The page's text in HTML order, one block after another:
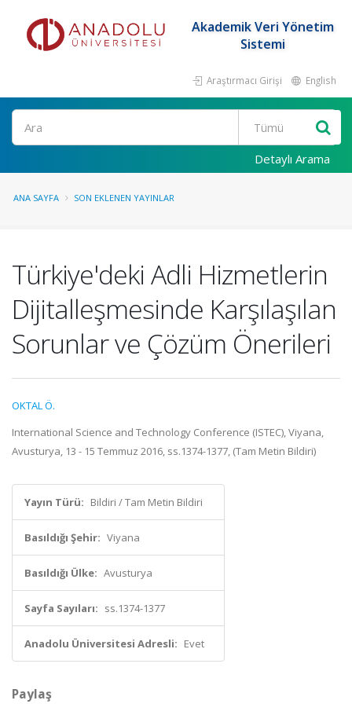
Akademik Veri Yönetim
Sistemi
Araştırmacı Girişi English
Ara
Detaylı Arama
ANA SAYFA SON EKLENEN YAYINLAR
Türkiye'deki Adli Hizmetlerin
Dijitalleşmesinde Karşılaşılan
Sorunlar ve Çözüm Önerileri
OKTAL Ö.
International Science and Technology Conference (ISTEC), Viyana,
Avusturya, 13 - 15 Temmuz 2016, ss.1374-1377, (Tam Metin Bildiri)
Yayın Türü: Bildiri / Tam Metin Bildiri
Basıldığı Şehir: Viyana
Basıldığı Ülke: Avusturya
Sayfa Sayıları: ss.1374-1377
Anadolu Üniversitesi Adresli: Evet
Paylaş